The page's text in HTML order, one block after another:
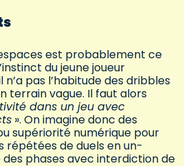
est probablement ce
du jeune joueur
n’a pas l’habitude des dribbles
terrain vague. Il faut alors
dans un jeu avec
». On imagine donc des
supériorité numérique pour
répétées de duels en un-
phases avec interdiction de